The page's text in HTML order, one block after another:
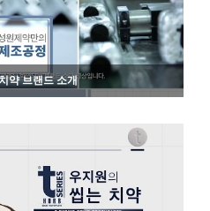
약 브랜드 소개